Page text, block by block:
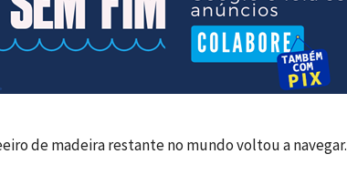
de madeira restante no mundo voltou a navegar.